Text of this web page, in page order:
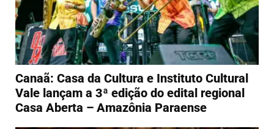
Canaã: Casa da Cultura e Instituto Cultural
Vale lançam a 3ª edição do edital regional
Casa Aberta – Amazônia Paraense